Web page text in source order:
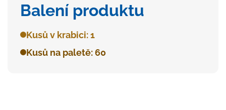
Balení produktu
Kusů v krabici: 1
Kusů na paletě: 60